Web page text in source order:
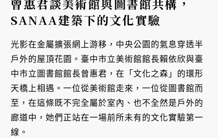
曾惠君談美術館與圖書館共構，
SANAA建築下的文化實驗
光影在金屬擴張網上游移，中央公園的氣息穿透半
戶外的屋頂花園。臺中市立美術館館長賴依欣與臺
中市立圖書館館長曾惠君，在「文化之森」的環形
天橋上相遇。一位從美術館走來，一位從圖書館而
至，在這條既不完全屬於室內、也不全然是戶外的
廊道中，她們正站在一場前所未有的文化實驗第一
線。